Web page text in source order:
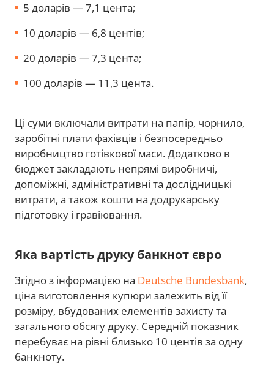
5 доларів — 7,1 цента;
10 доларів — 6,8 центів;
20 доларів — 7,3 цента;
100 доларів — 11,3 цента.
Ці суми включали витрати на папір, чорнило,
заробітні плати фахівців і безпосередньо
виробництво готівкової маси. Додатково в
бюджет закладають непрямі виробничі,
допоміжні, адміністративні та дослідницькі
витрати, а також кошти на додрукарську
підготовку і гравіювання.
Яка вартість друку банкнот євро
Згідно з інформацією на Deutsche Bundesbank,
ціна виготовлення купюри залежить від її
розміру, вбудованих елементів захисту та
загального обсягу друку. Середній показник
перебуває на рівні близько 10 центів за одну
банкноту.